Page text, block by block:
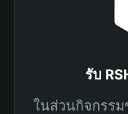
รับ
ในส่วนกิจกรรม